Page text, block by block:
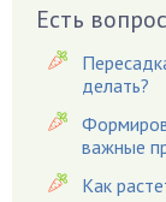
Вешенки
Виноград
Вредители
Гардения
Гацания
Есть
делать?
важные
Как